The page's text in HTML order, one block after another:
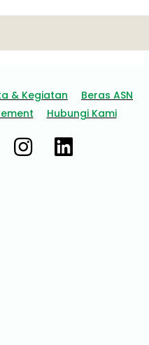
& Kegiatan
Beras ASN
Hubungi Kami